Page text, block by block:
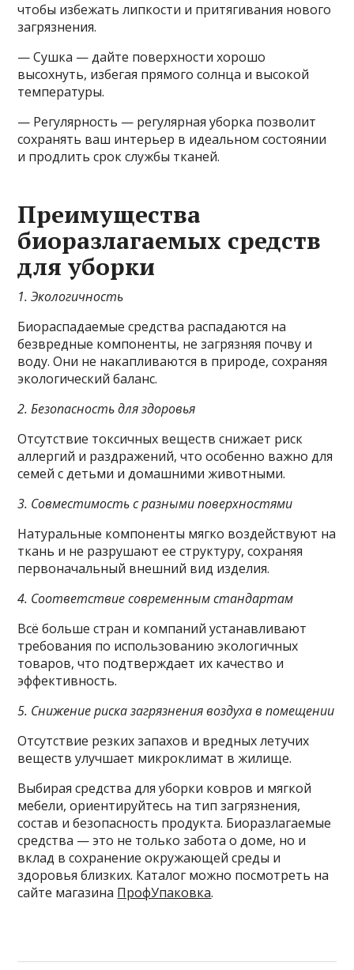
чтобы избежать липкости и притягивания нового
загрязнения.
— Сушка — дайте поверхности хорошо
высохнуть, избегая прямого солнца и высокой
температуры.
— Регулярность — регулярная уборка позволит
сохранять ваш интерьер в идеальном состоянии
и продлить срок службы тканей.
Преимущества
биоразлагаемых средств
для уборки
1. Экологичность
Биораспадаемые средства распадаются на
безвредные компоненты, не загрязняя почву и
воду. Они не накапливаются в природе, сохраняя
экологический баланс.
2. Безопасность для здоровья
Отсутствие токсичных веществ снижает риск
аллергий и раздражений, что особенно важно для
семей с детьми и домашними животными.
3. Совместимость с разными поверхностями
Натуральные компоненты мягко воздействуют на
ткань и не разрушают ее структуру, сохраняя
первоначальный внешний вид изделия.
4. Соответствие современным стандартам
Всё больше стран и компаний устанавливают
требования по использованию экологичных
товаров, что подтверждает их качество и
эффективность.
5. Снижение риска загрязнения воздуха в помещении
Отсутствие резких запахов и вредных летучих
веществ улучшает микроклимат в жилище.
Выбирая средства для уборки ковров и мягкой
мебели, ориентируйтесь на тип загрязнения,
состав и безопасность продукта. Биоразлагаемые
средства — это не только забота о доме, но и
вклад в сохранение окружающей среды и
здоровья близких. Каталог можно посмотреть на
сайте магазина ПрофУпаковка.